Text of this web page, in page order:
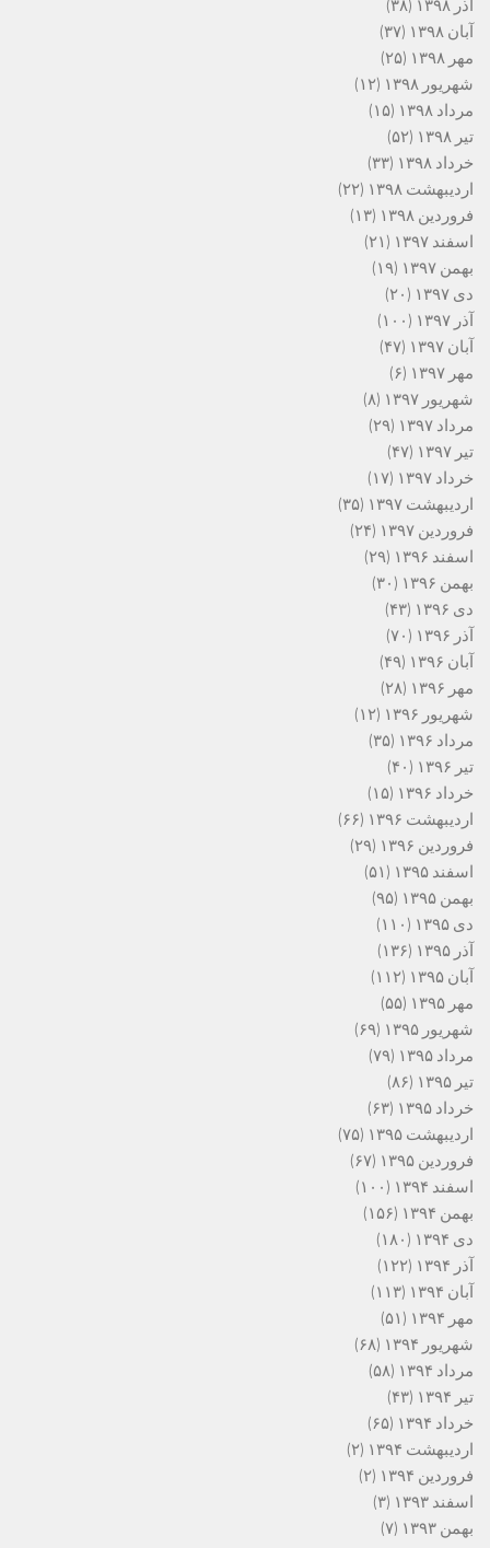
آذر ۱۳۹۸
(۳۸)
آبان ۱۳۹۸
(۳۷)
مهر ۱۳۹۸
(۲۵)
شهریور ۱۳۹۸
(۱۲)
مرداد ۱۳۹۸
(۱۵)
تیر ۱۳۹۸
(۵۲)
خرداد ۱۳۹۸
(۳۳)
اردیبهشت ۱۳۹۸
(۲۲)
فروردین ۱۳۹۸
(۱۳)
اسفند ۱۳۹۷
(۲۱)
بهمن ۱۳۹۷
(۱۹)
دی ۱۳۹۷
(۲۰)
آذر ۱۳۹۷
(۱۰۰)
آبان ۱۳۹۷
(۴۷)
مهر ۱۳۹۷
(۶)
شهریور ۱۳۹۷
(۸)
مرداد ۱۳۹۷
(۲۹)
تیر ۱۳۹۷
(۴۷)
خرداد ۱۳۹۷
(۱۷)
اردیبهشت ۱۳۹۷
(۳۵)
فروردین ۱۳۹۷
(۲۴)
اسفند ۱۳۹۶
(۲۹)
بهمن ۱۳۹۶
(۳۰)
دی ۱۳۹۶
(۴۳)
آذر ۱۳۹۶
(۷۰)
آبان ۱۳۹۶
(۴۹)
مهر ۱۳۹۶
(۲۸)
شهریور ۱۳۹۶
(۱۲)
مرداد ۱۳۹۶
(۳۵)
تیر ۱۳۹۶
(۴۰)
خرداد ۱۳۹۶
(۱۵)
اردیبهشت ۱۳۹۶
(۶۶)
فروردین ۱۳۹۶
(۲۹)
اسفند ۱۳۹۵
(۵۱)
بهمن ۱۳۹۵
(۹۵)
دی ۱۳۹۵
(۱۱۰)
آذر ۱۳۹۵
(۱۳۶)
آبان ۱۳۹۵
(۱۱۲)
مهر ۱۳۹۵
(۵۵)
شهریور ۱۳۹۵
(۶۹)
مرداد ۱۳۹۵
(۷۹)
تیر ۱۳۹۵
(۸۶)
خرداد ۱۳۹۵
(۶۳)
اردیبهشت ۱۳۹۵
(۷۵)
فروردین ۱۳۹۵
(۶۷)
اسفند ۱۳۹۴
(۱۰۰)
بهمن ۱۳۹۴
(۱۵۶)
دی ۱۳۹۴
(۱۸۰)
آذر ۱۳۹۴
(۱۲۲)
آبان ۱۳۹۴
(۱۱۳)
مهر ۱۳۹۴
(۵۱)
شهریور ۱۳۹۴
(۶۸)
مرداد ۱۳۹۴
(۵۸)
تیر ۱۳۹۴
(۴۳)
خرداد ۱۳۹۴
(۶۵)
اردیبهشت ۱۳۹۴
(۲)
فروردین ۱۳۹۴
(۲)
اسفند ۱۳۹۳
(۳)
بهمن ۱۳۹۳
(۷)